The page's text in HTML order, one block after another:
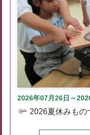
2026年07月26日～
2026夏休みもの